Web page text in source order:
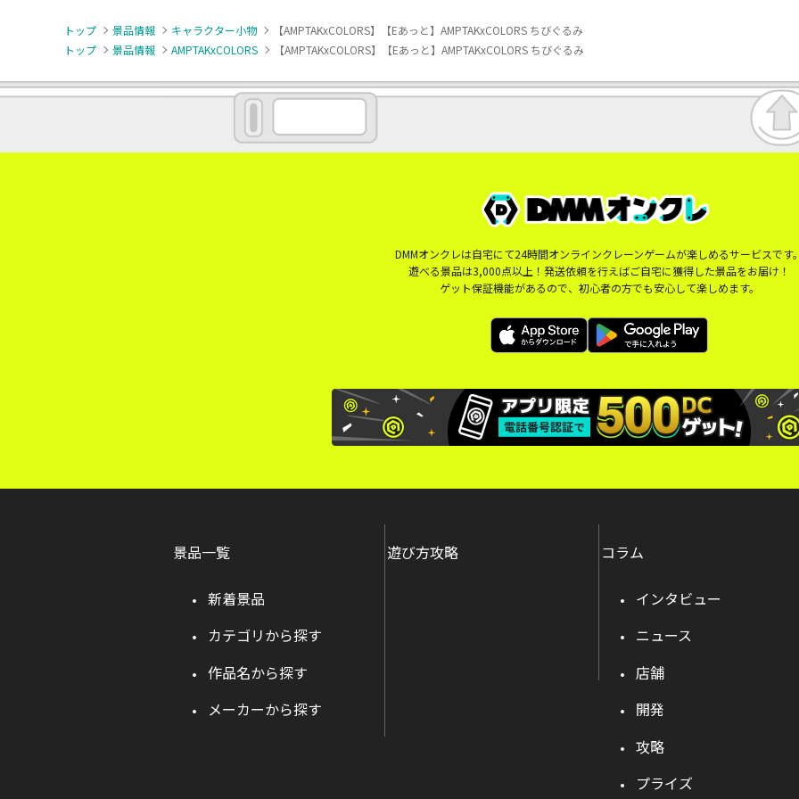
トップ 景品情報 キャラクター小物
【AMPTAKxCOLORS】【Eあっと】AMPTAKxCOLORS ちびぐるみ
トップ
景品情報 AMPTAKxCOLORS 【AMPTAKxCOLORS】【Eあっと】AMPTAKxCOLORS ちびぐるみ
DMMオンクレは自宅にて24時間オンラインクレーンゲームが楽しめるサービスです
遊べる景品は3,000点以上！発送依頼を行えばご自宅に獲得した景品をお届け！
ゲット保証機能があるので、初心者の方でも安心して楽しめます。
景品一覧
新着景品
カテゴリから探す
作品名から探す
メーカーから探す
遊び方攻略 コラム
インタビュー
ニュース
店舗
開発
攻略
プライズ